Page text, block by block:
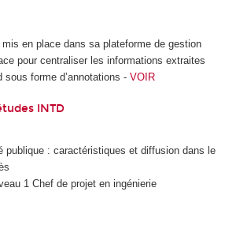
en place dans sa plateforme de gestion
pour centraliser les informations extraites
forme d’annotations - VOIR
INTD
publique : caractéristiques et diffusion dans le
1 Chef de projet en ingénierie